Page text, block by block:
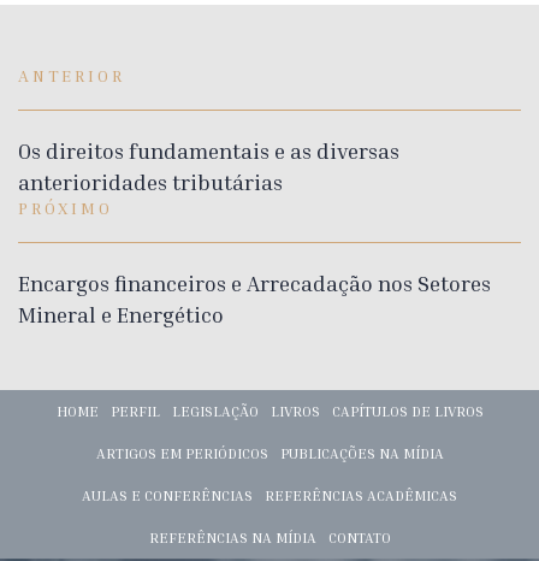
ANTERIOR
Os direitos fundamentais e as diversas
anterioridades tributárias
PRÓXIMO
Encargos financeiros e Arrecadação nos Setores
Mineral e Energético
HOME PERFIL LEGISLAÇÃO LIVROS CAPÍTULOS DE LIVROS
ARTIGOS EM PERIÓDICOS PUBLICAÇÕES NA MÍDIA
AULAS E CONFERÊNCIAS REFERÊNCIAS ACADÊMICAS
REFERÊNCIAS NA MÍDIA CONTATO